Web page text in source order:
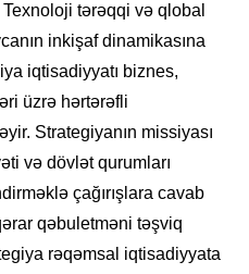
tərəqqi və qlobal
inkişaf dinamikasına
iqtisadiyyatı biznes,
üzrə hərtərəfli
Strategiyanın missiyası
və dövlət qurumları
çağırışlara cavab
qəbuletməni təşviq
rəqəmsal iqtisadiyyata